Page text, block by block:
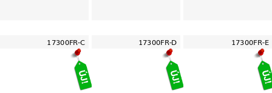
17300FR-C 17300FR-D 17300FR-E